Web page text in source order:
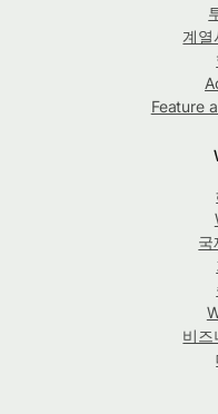
계열
Feature
국
비즈